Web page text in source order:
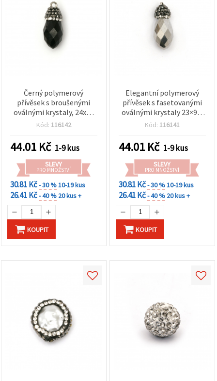
Černý polymerový
přívěsek s broušenými
oválnými krystaly, 24x10
mm, průvlek 1 mm
Kód: 116142
44.01 Kč 1-9 kus
SLEVY
PRO MNOŽSTVÍ
30.81 Kč- 30 %10-19 kus
26.41 Kč- 40 % 20 kus +
KOUPIT
Elegantní polymerový
přívěsek s fasetovanými
oválnými krystaly 23×9,5
mm, otvor 1 mm,
pro výrobu šperků a DIY
projekty
Kód: 116141
44.01 Kč 1-9 kus
SLEVY
PRO MNOŽSTVÍ
30.81 Kč- 30 %10-19 kus
26.41 Kč- 40 % 20 kus +
KOUPIT